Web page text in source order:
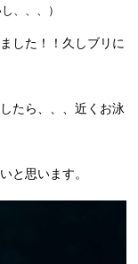
、、、）
した！！久しブリに
たら、、、近くお泳
と思います。